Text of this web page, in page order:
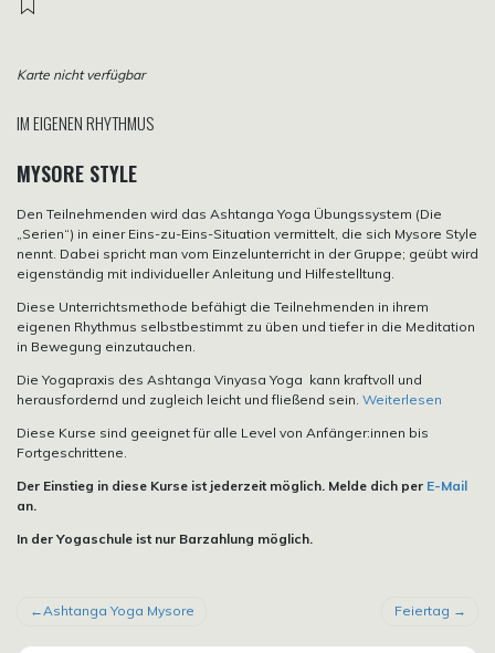
Karte nicht verfügbar
IM EIGENEN RHYTHMUS
MYSORE STYLE
Den Teilnehmenden wird das Ashtanga Yoga Übungssystem (Die
„Serien“) in einer Eins-zu-Eins-Situation vermittelt, die sich Mysore Style
nennt. Dabei spricht man vom Einzelunterricht in der Gruppe; geübt wird
eigenständig mit individueller Anleitung und Hilfestelltung.
Diese Unterrichtsmethode befähigt die Teilnehmenden in ihrem
eigenen Rhythmus selbstbestimmt zu üben und tiefer in die Meditation
in Bewegung einzutauchen.
Die Yogapraxis des Ashtanga Vinyasa Yoga kann kraftvoll und
herausfordernd und zugleich leicht und fließend sein. Weiterlesen
Diese Kurse sind geeignet für alle Level von Anfänger:innen bis
Fortgeschrittene.
Der Einstieg in diese Kurse ist jederzeit möglich. Melde dich per E-Mail
an.
In der Yogaschule ist nur Barzahlung möglich.
BEITRAGSNAVIGATION
Ashtanga Yoga Mysore Feiertag